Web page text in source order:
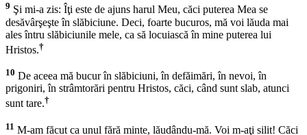
9 Şi mi-a zis: Îţi este de ajuns harul Meu, căci puterea Mea se
desăvârşeşte în slăbiciune. Deci, foarte bucuros, mă voi lăuda mai
ales întru slăbiciunile mele, ca să locuiască în mine puterea lui
Hristos.†
10 De aceea mă bucur în slăbiciuni, în defăimări, în nevoi, în
prigoniri, în strâmtorări pentru Hristos, căci, când sunt slab, atunci
sunt tare.†
11 M-am făcut ca unul fără minte, lăudându-mă. Voi m-aţi silit! Căci